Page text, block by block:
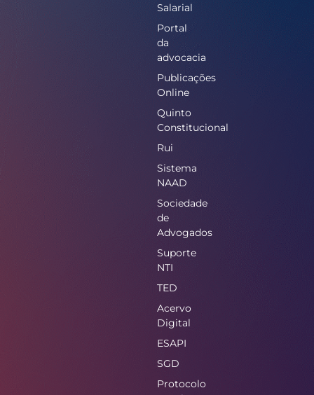
Salarial
Portal
da
advocacia
Publicações
Online
Quinto
Constitucional
Rui
Sistema
NAAD
Sociedade
de
Advogados
Suporte
NTI
TED
Acervo
Digital
ESAPI
SGD
Protocolo